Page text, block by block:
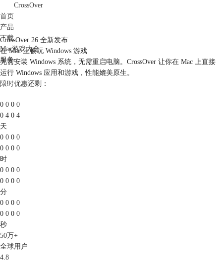
CrossOver
首页
产品
下载
Mac游戏大全
服务
购买
CrossOver 26 全新发布
在 Mac 上畅玩 Windows 游戏
无需安装 Windows 系统，无需重启电脑。CrossOver 让你在 Mac 上直接
运行 Windows 应用和游戏，性能媲美原生。
限时优惠还剩：
0 0 0 0
0 4 0 4
天
0 0 0 0
0 0 0 0
时
0 0 0 0
0 0 0 0
分
0 0 0 0
0 0 0 0
秒
50万+
全球用户
4.8